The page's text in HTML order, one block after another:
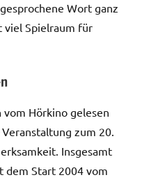
Wort ganz
viel Spielraum für
Hörkino gelesen
zum 20.
Insgesamt
dem Start 2004 vom